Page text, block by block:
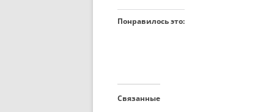
Понравилось это:
Связанные